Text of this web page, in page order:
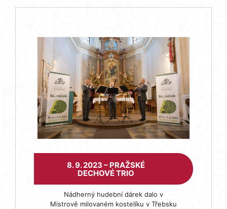
8. 9. 2023 – PRAŽSKÉ
DECHOVÉ TRIO
Nádherný hudební dárek dalo v
Mistrově milovaném kostelíku v Třebsku